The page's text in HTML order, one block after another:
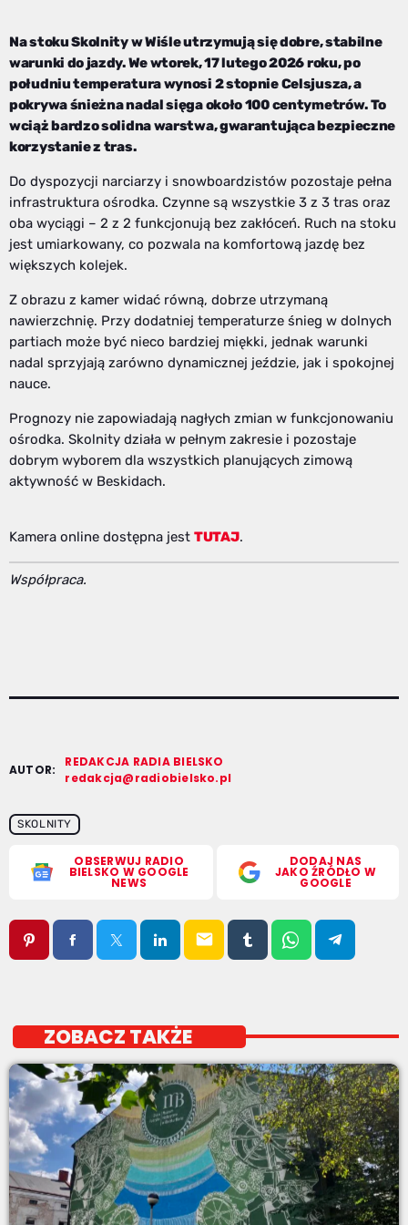
Na stoku Skolnity w Wiśle utrzymują się dobre, stabilne
warunki do jazdy. We wtorek, 17 lutego 2026 roku, po
południu temperatura wynosi 2 stopnie Celsjusza, a
pokrywa śnieżna nadal sięga około 100 centymetrów. To
wciąż bardzo solidna warstwa, gwarantująca bezpieczne
korzystanie z tras.
Do dyspozycji narciarzy i snowboardzistów pozostaje pełna
infrastruktura ośrodka. Czynne są wszystkie 3 z 3 tras oraz
oba wyciągi – 2 z 2 funkcjonują bez zakłóceń. Ruch na stoku
jest umiarkowany, co pozwala na komfortową jazdę bez
większych kolejek.
Z obrazu z kamer widać równą, dobrze utrzymaną
nawierzchnię. Przy dodatniej temperaturze śnieg w dolnych
partiach może być nieco bardziej miękki, jednak warunki
nadal sprzyjają zarówno dynamicznej jeździe, jak i spokojnej
nauce.
Prognozy nie zapowiadają nagłych zmian w funkcjonowaniu
ośrodka. Skolnity działa w pełnym zakresie i pozostaje
dobrym wyborem dla wszystkich planujących zimową
aktywność w Beskidach.
Kamera online dostępna jest TUTAJ.
Współpraca.
AUTOR:
REDAKCJA RADIA BIELSKO
redakcja@radiobielsko.pl
SKOLNITY
OBSERWUJ RADIO
BIELSKO W GOOGLE
NEWS
DODAJ NAS
JAKO ŹRÓDŁO W
GOOGLE
email
ZOBACZ TAKŻE